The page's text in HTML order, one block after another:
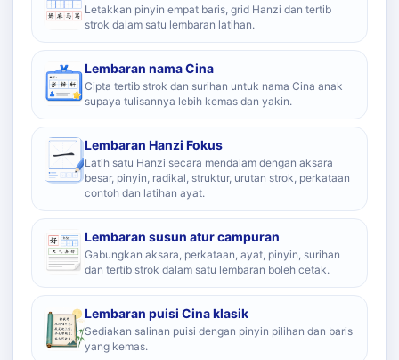
Letakkan pinyin empat baris, grid Hanzi dan tertib
strok dalam satu lembaran latihan.
Lembaran nama Cina
Cipta tertib strok dan surihan untuk nama Cina anak
supaya tulisannya lebih kemas dan yakin.
Lembaran Hanzi Fokus
Latih satu Hanzi secara mendalam dengan aksara
besar, pinyin, radikal, struktur, urutan strok, perkataan
contoh dan latihan ayat.
Lembaran susun atur campuran
Gabungkan aksara, perkataan, ayat, pinyin, surihan
dan tertib strok dalam satu lembaran boleh cetak.
Lembaran puisi Cina klasik
Sediakan salinan puisi dengan pinyin pilihan dan baris
yang kemas.